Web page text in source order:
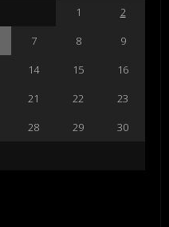
1
2
7 8
9
14 15
16
21 22
23
28 29
30